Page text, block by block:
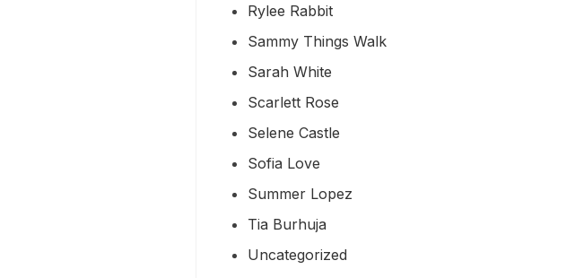
Rylee Rabbit
Sammy Things Walk
Sarah White
Scarlett Rose
Selene Castle
Sofia Love
Summer Lopez
Tia Burhuja
Uncategorized